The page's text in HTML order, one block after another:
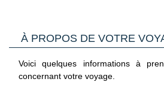
L’organisme en charge des
supplément pour le transport des «
supplément sera à régler directement
À PROPOS DE VOTRE
Voici quelques informations à
concernant votre voyage.